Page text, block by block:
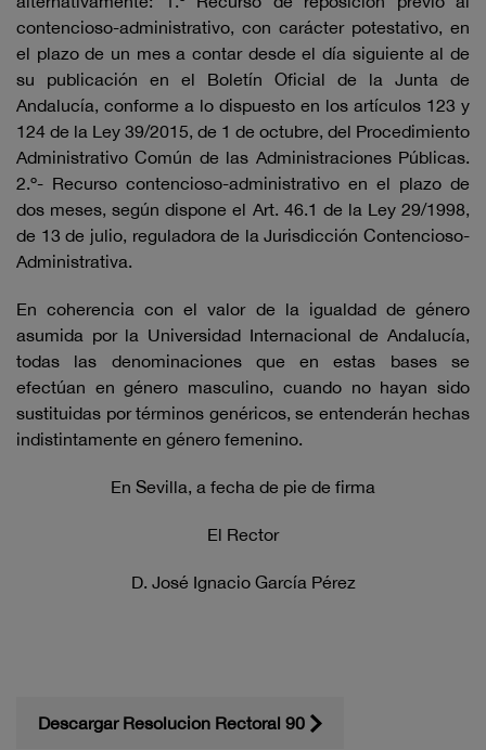
contencioso-administrativo, con carácter potestativo, en
el plazo de un mes a contar desde el día siguiente al de
su publicación en el Boletín Oficial de la Junta de
Andalucía, conforme a lo dispuesto en los artículos 123 y
124 de la Ley 39/2015, de 1 de octubre, del Procedimiento
Administrativo Común de las Administraciones Públicas.
2.º- Recurso contencioso-administrativo en el plazo de
dos meses, según dispone el Art. 46.1 de la Ley 29/1998,
de 13 de julio, reguladora de la Jurisdicción Contencioso-
Administrativa.
En coherencia con el valor de la igualdad de género
asumida por la Universidad Internacional de Andalucía,
todas las denominaciones que en estas bases se
efectúan en género masculino, cuando no hayan sido
sustituidas por términos genéricos, se entenderán hechas
indistintamente en género femenino.
En Sevilla, a fecha de pie de firma
El Rector
D. José Ignacio García Pérez
Descargar Resolucion Rectoral 90